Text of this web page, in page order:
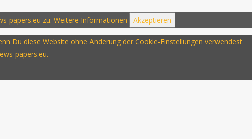
papers.eu zu. Weitere Informationen Akzeptieren
Du diese Website ohne Änderung der Cookie-Einstellungen verwendest
papers.eu.